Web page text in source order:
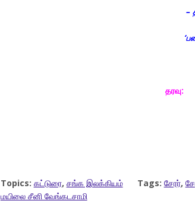
–
‘
தரவு:
Topics: கட்டுரை, சங்க இலக்கியம் Tags: சேரர்,
மயிலை சீனி வேங்கடசாமி